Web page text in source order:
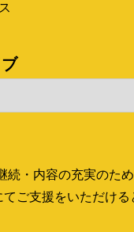
続・内容の充実のた
てご支援をいただけ